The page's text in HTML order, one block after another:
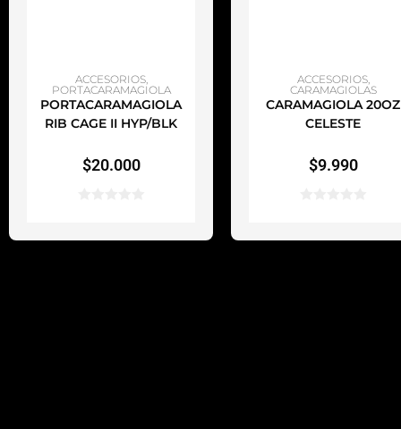
AÑADIR AL CARRITO
ACCESORIOS,
PORTACARAMAGIOLA
PORTACARAMAGIOLA
RIB CAGE II HYP/BLK
$20.000
AÑADIR AL CARRITO
ACCESORIOS,
CARAMAGIOLAS
CARAMAGIOLA 20OZ
CELESTE
$9.990